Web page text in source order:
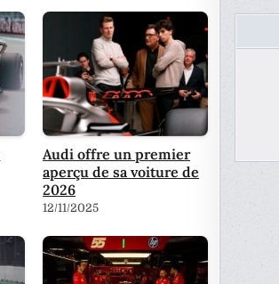
Audi offre un premier
aperçu de sa voiture de
2026
12/11/2025